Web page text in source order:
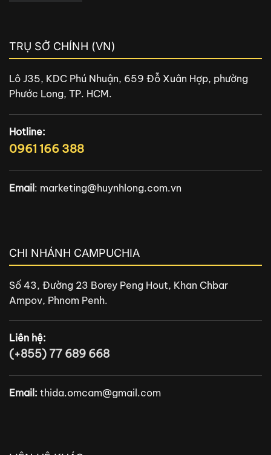
TRỤ SỞ CHÍNH (VN)
Lô J35, KDC Phú Nhuận, 659 Đỗ Xuân Hợp, phường
Phước Long, TP. HCM.
Hotline:
0961 166 388
Email: marketing@huynhlong.com.vn
CHI NHÁNH CAMPUCHIA
Số 43, Đường 23 Borey Peng Hout, Khan Chbar
Ampov, Phnom Penh.
Liên hệ:
(+855) 77 689 668
Email: thida.omcam@gmail.com